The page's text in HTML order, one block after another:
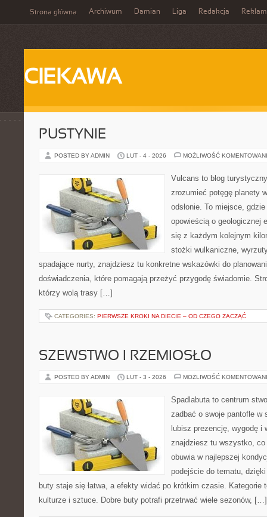
Strona główna Archiwum Damian Liga Redakcja
CIEKAWA
PUSTYNIE
POSTED BY ADMIN LUT - 4 - 2026 MOŻLIWOŚĆ
Vulcans to blog
zrozumieć potęgę planety
odsłonie. To miejsce,
opowieścią o geologicznej
się z każdym kolejnym
stożki wulkaniczne,
spadające nurty, znajdziesz tu konkretne wskazówki do
doświadczenia, które pomagają przeżyć przygodę świadomie.
którzy wolą trasy […]
CATEGORIES: PIERWSZE KROKI NA DIECIE – OD CZEGO ZACZĄĆ
SZEWSTWO I RZEMIOSŁO
POSTED BY ADMIN LUT - 3 - 2026 MOŻLIWOŚĆ
Spadlabuta to centrum
zadbać o swoje pantofle w
lubisz prezencję, wygodę i
znajdziesz tu wszystko,
obuwia w najlepszej
podejście do tematu,
buty staje się łatwa, a efekty widać po krótkim czasie.
kulturze i sztuce. Dobre buty potrafi przetrwać wiele sezonów, […]